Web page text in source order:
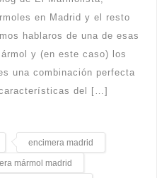
en Madrid y el resto
hablaros de una de esas
y (en este caso) los
una combinación perfecta
del […]
encimera madrid
mármol madrid